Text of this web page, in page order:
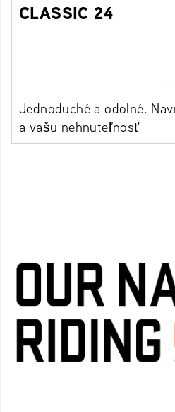
CLASSIC 24
Jednoduché a odolné.
a vašu nehnuteľnosť